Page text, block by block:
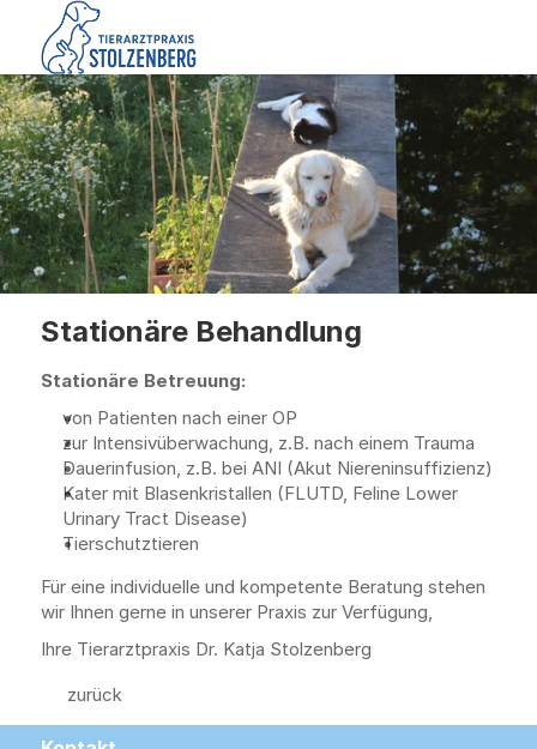
Stationäre Behandlung
Stationäre Betreuung:
von Patienten nach einer OP
zur Intensivüberwachung, z.B. nach einem Trauma
Dauerinfusion, z.B. bei ANI (Akut Niereninsuffizienz)
Kater mit Blasenkristallen (FLUTD, Feline Lower
Urinary Tract Disease)
Tierschutztieren
Für eine individuelle und kompetente Beratung stehen
wir Ihnen gerne in unserer Praxis zur Verfügung,
Ihre Tierarztpraxis Dr. Katja Stolzenberg
zurück